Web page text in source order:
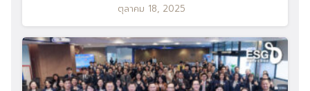
ตุลาคม 18, 2025